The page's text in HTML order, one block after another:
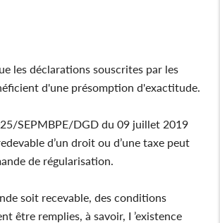
les déclarations souscrites par les
d'une présomption d'exactitude.
SEPMBPE/DGD du 09 juillet 2019
d’un droit ou d’une taxe peut
de régularisation.
soit recevable, des conditions
être remplies, à savoir, I ’existence